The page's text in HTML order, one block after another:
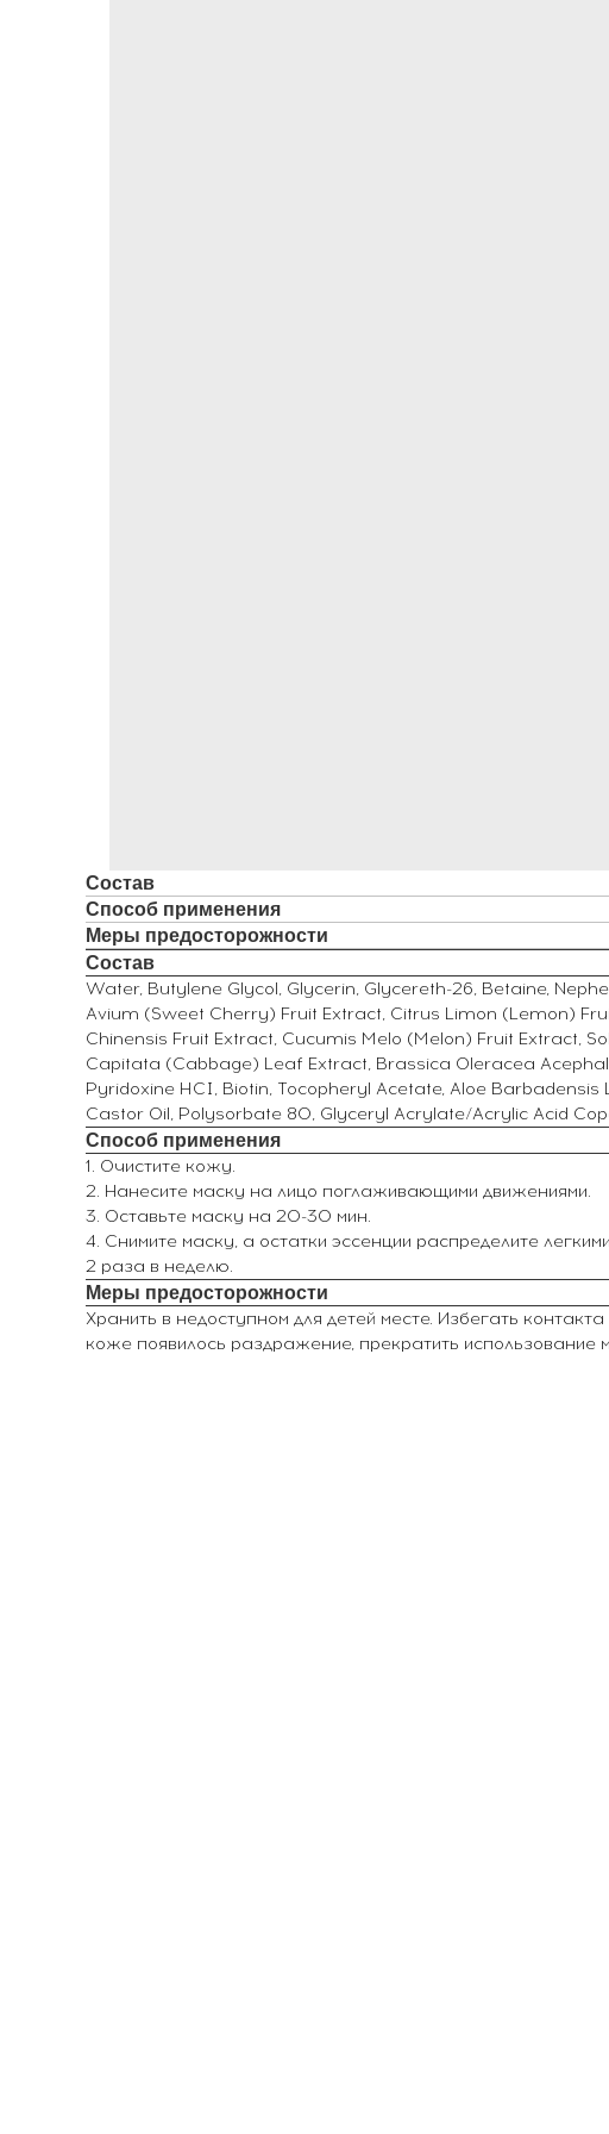
Состав
Способ применения
Меры предосторожности
Состав
Water, Butylene Glycol, Glycerin, Glycereth-26, Betaine,
Avium (Sweet Cherry) Fruit Extract, Citrus Limon (Lemon)
Chinensis Fruit Extract, Cucumis Melo (Melon) Fruit Extract,
Capitata (Cabbage) Leaf Extract, Brassica Oleracea
Pyridoxine HCI, Biotin, Tocopheryl Acetate, Aloe
Castor Oil, Polysorbate 80, Glyceryl Acrylate/Acrylic Acid
Способ применения
1. Очистите кожу.
2. Нанесите маску на лицо поглаживающими движениями.
3. Оставьте маску на 20-30 мин.
4. Снимите маску, а остатки эссенции распределите
2 раза в неделю.
Меры предосторожности
Хранить в недоступном для детей месте. Избегать
коже появилось раздражение, прекратить использование